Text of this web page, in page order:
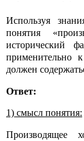
Используя
понятия
исторический
применительно
должен
Ответ:
1) смысл понятия:
Производящее